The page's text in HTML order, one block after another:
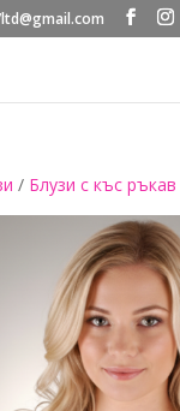
/ Блузи с къс ръкав